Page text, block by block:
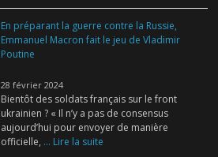
En préparant la guerre contre la Russie,
Emmanuel Macron fait le jeu de Vladimir
Poutine
28 février 2024
Bientôt des soldats français sur le front
ukrainien ? « Il n’y a pas de consensus
aujourd’hui pour envoyer de manière
officielle, ... Lire la suite